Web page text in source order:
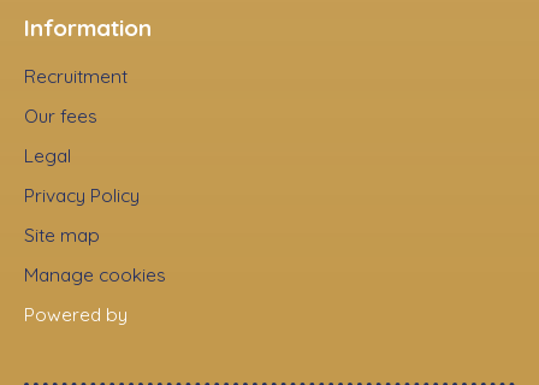
Information
Recruitment
Our fees
Legal
Privacy Policy
Site map
Manage cookies
Powered by